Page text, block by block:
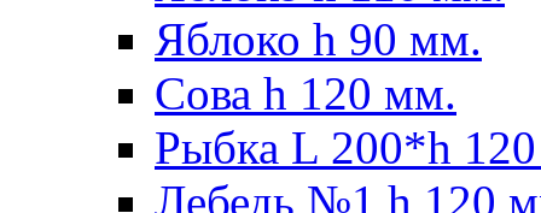
Яблоко h 90 мм.
Сова h 120 мм.
Рыбка L 200*h
Лебедь №1 h 120